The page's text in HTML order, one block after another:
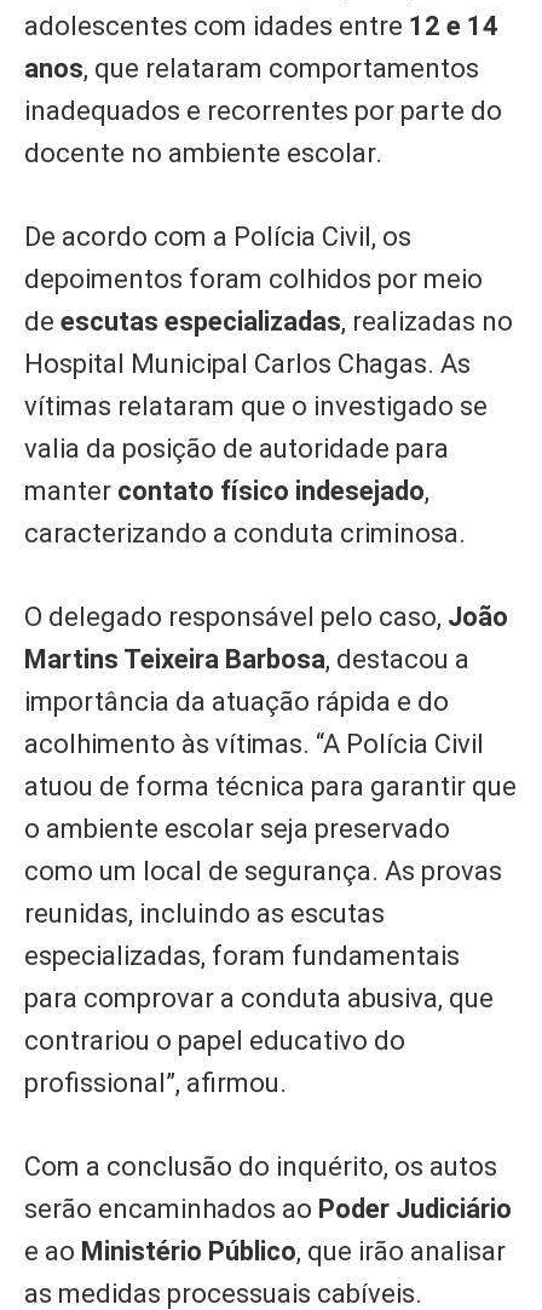
adolescentes com idades entre 12 e 14
anos, que relataram comportamentos
inadequados e recorrentes por parte do
docente no ambiente escolar.
De acordo com a Polícia Civil, os
depoimentos foram colhidos por meio
de escutas especializadas, realizadas no
Hospital Municipal Carlos Chagas. As
vítimas relataram que o investigado se
valia da posição de autoridade para
manter contato físico indesejado,
caracterizando a conduta criminosa.
O delegado responsável pelo caso, João
Martins Teixeira Barbosa, destacou a
importância da atuação rápida e do
acolhimento às vítimas. “A Polícia Civil
atuou de forma técnica para garantir que
o ambiente escolar seja preservado
como um local de segurança. As provas
reunidas, incluindo as escutas
especializadas, foram fundamentais
para comprovar a conduta abusiva, que
contrariou o papel educativo do
profissional”, afirmou.
Com a conclusão do inquérito, os autos
serão encaminhados ao Poder Judiciário
e ao Ministério Público, que irão analisar
as medidas processuais cabíveis.